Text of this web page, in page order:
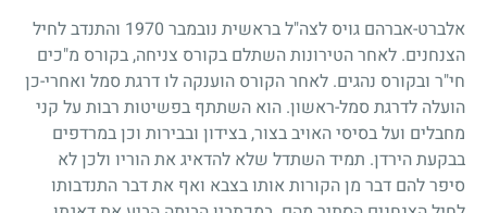
אלברט-אברהם גויס לצה"ל בראשית נובמבר 1970 והתנדב לחיל
הצנחנים. לאחר הטירונות השתלם בקורס צניחה, בקורס מ"כים
חי"ר ובקורס נהגים. לאחר הקורס הוענקה לו דרגת סמל ואחרי-כן
הועלה לדרגת סמל-ראשון. הוא השתתף בפשיטות רבות על קני
מחבלים ועל בסיסי האויב בצור, בצידון ובבירות וכן במרדפים
בבקעת הירדן. תמיד השתדל שלא להדאיג את הוריו ולכן לא
סיפר להם דבר מן הקורות אותו בצבא ואף את דבר התנדבותו